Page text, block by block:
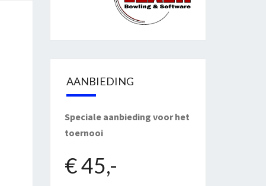
AANBIEDING
Speciale aanbieding voor het
toernooi
€ 45,-